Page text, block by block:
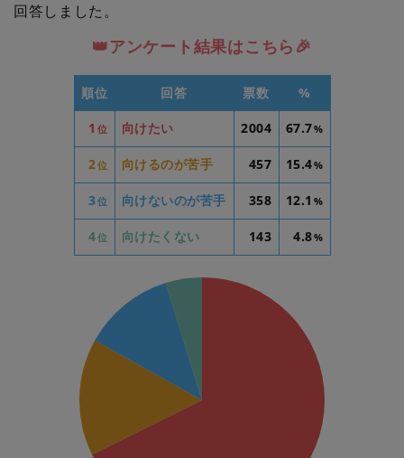
回答しました。
👑アンケート結果はこちら🎉
順位 回答 票数 %
1 位 向けたい 2004 67.7%
2位 向けるのが苦手 457 15.4%
3位 向けないのが苦手 358 12.1 %
4位 向けたくない 143 4.8%